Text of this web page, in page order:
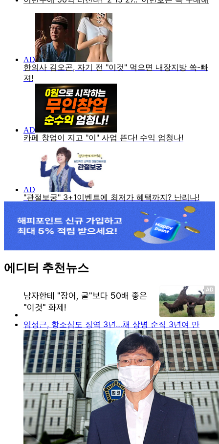
에디터 추천뉴스
임성근, 항소심도 징역 3년…채 상병 순직 3년여 만